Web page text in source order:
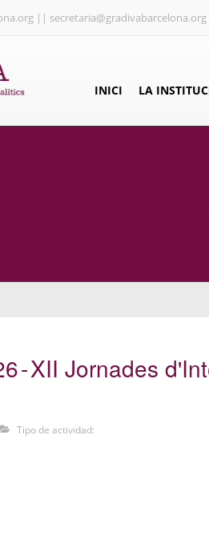
|| secretaria@gradivabarcelona.org
INICI LA
XII Jornades
Tipo de actividad: